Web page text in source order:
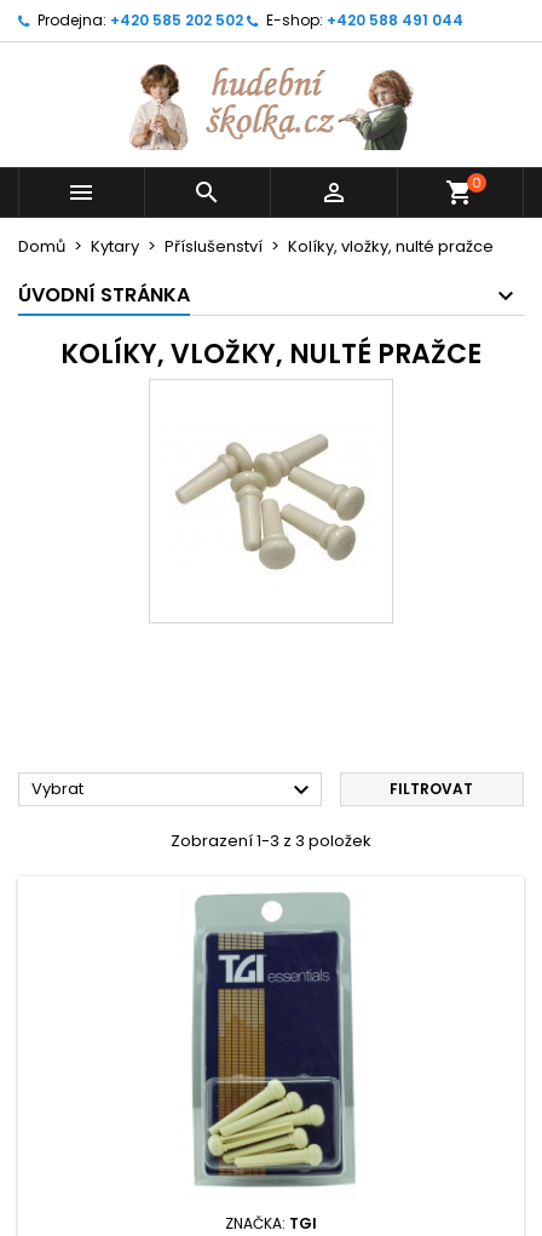
Prodejna: +420 585 202 502 E-shop: +420 588 491 044
   shopping_cart0
Domů Kytary Příslušenství Kolíky, vložky, nulté pražce
ÚVODNÍ STRÁNKA
KOLÍKY, VLOŽKY, NULTÉ PRAŽCE
Vybrat  FILTROVAT
Zobrazení 1-3 z 3 položek
ZNAČKA: TGI